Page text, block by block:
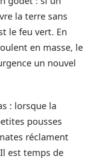
la terre sans
le feu vert. En
en masse, le
un nouvel
: lorsque la
pousses
réclament
est temps de